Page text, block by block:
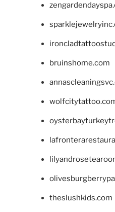
bruinshome.com
theslushkids.com